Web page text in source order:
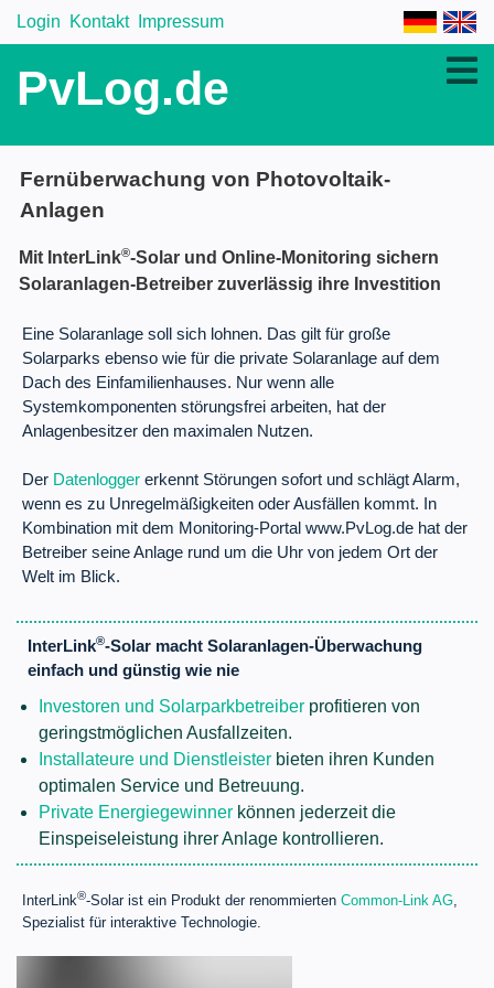
Login Kontakt Impressum
PvLog.de
Fernüberwachung von Photovoltaik-
Anlagen
Mit InterLink®-Solar und Online-Monitoring sichern
Solaranlagen-Betreiber zuverlässig ihre Investition
Eine Solaranlage soll sich lohnen. Das gilt für große
Solarparks ebenso wie für die private Solaranlage auf dem
Dach des Einfamilienhauses. Nur wenn alle
Systemkomponenten störungsfrei arbeiten, hat der
Anlagenbesitzer den maximalen Nutzen.
Der Datenlogger erkennt Störungen sofort und schlägt Alarm,
wenn es zu Unregelmäßigkeiten oder Ausfällen kommt. In
Kombination mit dem Monitoring-Portal www.PvLog.de hat der
Betreiber seine Anlage rund um die Uhr von jedem Ort der
Welt im Blick.
InterLink®-Solar macht Solaranlagen-Überwachung
einfach und günstig wie nie
Investoren und Solarparkbetreiber profitieren von
geringstmöglichen Ausfallzeiten.
Installateure und Dienstleister bieten ihren Kunden
optimalen Service und Betreuung.
Private Energiegewinner können jederzeit die
Einspeiseleistung ihrer Anlage kontrollieren.
InterLink®-Solar ist ein Produkt der renommierten Common-Link AG,
Spezialist für interaktive Technologie.